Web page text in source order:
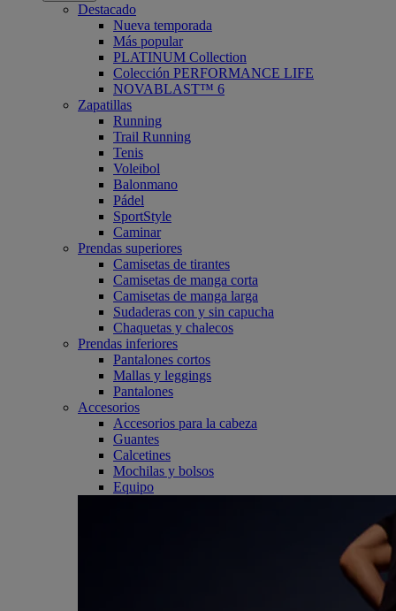
Destacado
Nueva temporada
Más popular
PLATINUM Collection
Colección PERFORMANCE LIFE
NOVABLAST™ 6
Zapatillas
Running
Trail Running
Tenis
Voleibol
Balonmano
Pádel
SportStyle
Caminar
Prendas superiores
Camisetas de tirantes
Camisetas de manga corta
Camisetas de manga larga
Sudaderas con y sin capucha
Chaquetas y chalecos
Prendas inferiores
Pantalones cortos
Mallas y leggings
Pantalones
Accesorios
Accesorios para la cabeza
Guantes
Calcetines
Mochilas y bolsos
Equipo